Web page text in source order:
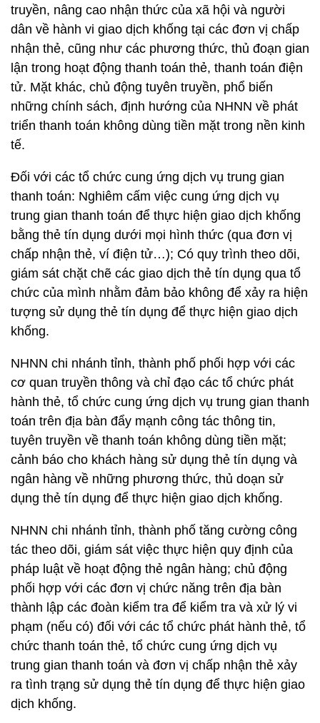
truyền, nâng cao nhận thức của xã hội và người
dân về hành vi giao dịch khống tại các đơn vị chấp
nhận thẻ, cũng như các phương thức, thủ đoạn gian
lận trong hoạt động thanh toán thẻ, thanh toán điện
tử. Mặt khác, chủ động tuyên truyền, phổ biến
những chính sách, định hướng của NHNN về phát
triển thanh toán không dùng tiền mặt trong nền kinh
tế.
Đối với các tổ chức cung ứng dịch vụ trung gian
thanh toán: Nghiêm cấm việc cung ứng dịch vụ
trung gian thanh toán để thực hiện giao dịch khống
bằng thẻ tín dụng dưới mọi hình thức (qua đơn vị
chấp nhận thẻ, ví điện tử…); Có quy trình theo dõi,
giám sát chặt chẽ các giao dịch thẻ tín dụng qua tổ
chức của mình nhằm đảm bảo không để xảy ra hiện
tượng sử dụng thẻ tín dụng để thực hiện giao dịch
khống.
NHNN chi nhánh tỉnh, thành phố phối hợp với các
cơ quan truyền thông và chỉ đạo các tổ chức phát
hành thẻ, tổ chức cung ứng dịch vụ trung gian thanh
toán trên địa bàn đẩy mạnh công tác thông tin,
tuyên truyền về thanh toán không dùng tiền mặt;
cảnh báo cho khách hàng sử dụng thẻ tín dụng và
ngân hàng về những phương thức, thủ doạn sử
dụng thẻ tín dụng để thực hiện giao dịch khống.
NHNN chi nhánh tỉnh, thành phố tăng cường công
tác theo dõi, giám sát việc thực hiện quy định của
pháp luật về hoạt động thẻ ngân hàng; chủ động
phối hợp với các đơn vị chức năng trên địa bàn
thành lập các đoàn kiểm tra để kiểm tra và xử lý vi
phạm (nếu có) đối với các tổ chức phát hành thẻ, tổ
chức thanh toán thẻ, tổ chức cung ứng dịch vụ
trung gian thanh toán và đơn vị chấp nhận thẻ xảy
ra tình trạng sử dụng thẻ tín dụng để thực hiện giao
dịch khống.